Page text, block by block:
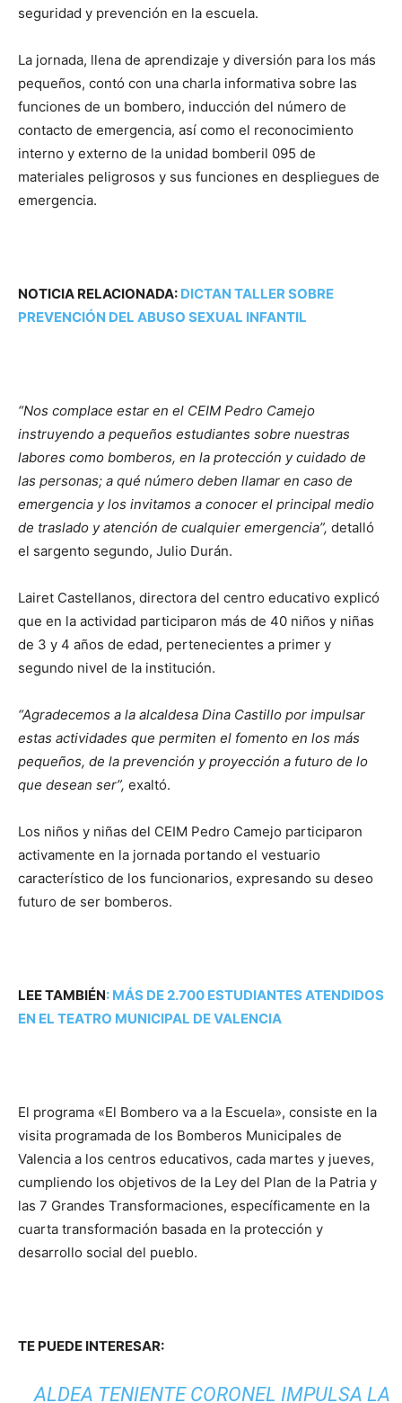
seguridad y prevención en la escuela.
La jornada, llena de aprendizaje y diversión para los más
pequeños, contó con una charla informativa sobre las
funciones de un bombero, inducción del número de
contacto de emergencia, así como el reconocimiento
interno y externo de la unidad bomberil 095 de
materiales peligrosos y sus funciones en despliegues de
emergencia.
NOTICIA RELACIONADA: DICTAN TALLER SOBRE
PREVENCIÓN DEL ABUSO SEXUAL INFANTIL
“Nos complace estar en el CEIM Pedro Camejo
instruyendo a pequeños estudiantes sobre nuestras
labores como bomberos, en la protección y cuidado de
las personas; a qué número deben llamar en caso de
emergencia y los invitamos a conocer el principal medio
de traslado y atención de cualquier emergencia”, detalló
el sargento segundo, Julio Durán.
Lairet Castellanos, directora del centro educativo explicó
que en la actividad participaron más de 40 niños y niñas
de 3 y 4 años de edad, pertenecientes a primer y
segundo nivel de la institución.
“Agradecemos a la alcaldesa Dina Castillo por impulsar
estas actividades que permiten el fomento en los más
pequeños, de la prevención y proyección a futuro de lo
que desean ser”, exaltó.
Los niños y niñas del CEIM Pedro Camejo participaron
activamente en la jornada portando el vestuario
característico de los funcionarios, expresando su deseo
futuro de ser bomberos.
LEE TAMBIÉN: MÁS DE 2.700 ESTUDIANTES ATENDIDOS
EN EL TEATRO MUNICIPAL DE VALENCIA
El programa «El Bombero va a la Escuela», consiste en la
visita programada de los Bomberos Municipales de
Valencia a los centros educativos, cada martes y jueves,
cumpliendo los objetivos de la Ley del Plan de la Patria y
las 7 Grandes Transformaciones, específicamente en la
cuarta transformación basada en la protección y
desarrollo social del pueblo.
TE PUEDE INTERESAR:
ALDEA TENIENTE CORONEL IMPULSA LA